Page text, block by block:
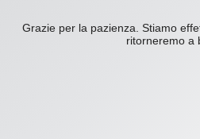
Grazie per la pazienza. Stiamo
ritorneremo a